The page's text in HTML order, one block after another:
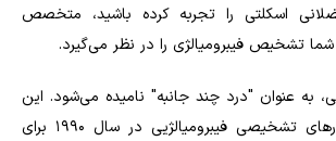
اسکلتی را تجربه کرده باشید، متخصص
تشخیص فیبرومیالژی را در نظر می‌گیرد.
به عنوان "درد چند جانبه" نامیده می‌شود. این
برخلاف تعریف معیارهای تشخیصی فیبرومیالژیی در سال ۱۹۹۰ برای